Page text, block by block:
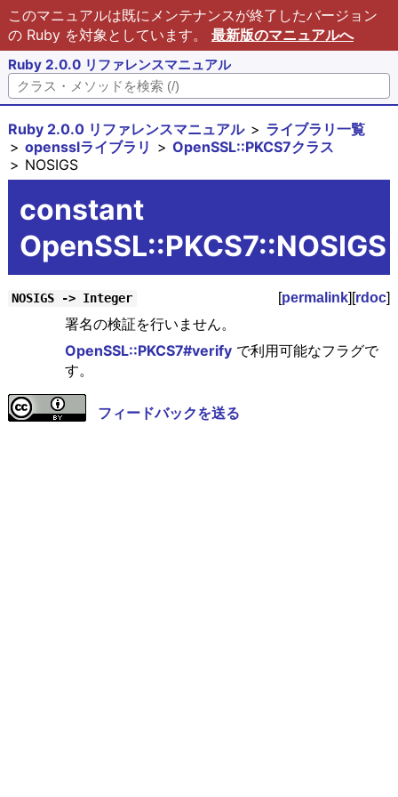
このマニュアルは既にメンテナンスが終了したバージョン
の Ruby を対象としています。 最新版のマニュアルへ
Ruby 2.0.0 リファレンスマニュアル
Ruby 2.0.0 リファレンスマニュアル
ライブラリ一覧
opensslライブラリ
OpenSSL::PKCS7クラス
NOSIGS
constant
OpenSSL::PKCS7::NOSIGS
NOSIGS -> Integer [permalink][rdoc]
署名の検証を行いません。
OpenSSL::PKCS7#verifyで利用可能なフラグで
す。
フィードバックを送る